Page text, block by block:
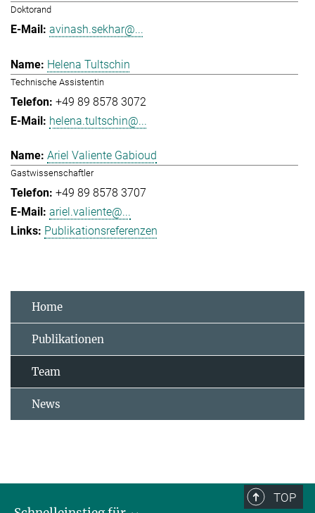
Doktorand
avinash.sekhar@...
Helena Tultschin
Technische Assistentin
+49 89 8578 3072
helena.tultschin@...
Ariel Valiente Gabioud
Gastwissenschaftler
+49 89 8578 3707
ariel.valiente@...
Publikationsreferenzen
Home
Publikationen
Team
News
TOP